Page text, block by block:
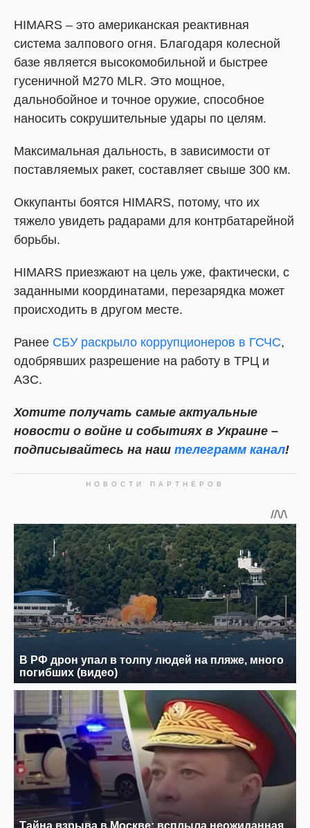
HIMARS – это американская реактивная
система залпового огня. Благодаря колесной
базе является высокомобильной и быстрее
гусеничной М270 MLR. Это мощное,
дальнобойное и точное оружие, способное
наносить сокрушительные удары по целям.
Максимальная дальность, в зависимости от
поставляемых ракет, составляет свыше 300 км.
Оккупанты боятся HIMARS, потому, что их
тяжело увидеть радарами для контрбатарейной
борьбы.
HIMARS приезжают на цель уже, фактически, с
заданными координатами, перезарядка может
происходить в другом месте.
Ранее СБУ раскрыло коррупционеров в ГСЧС,
одобрявших разрешение на работу в ТРЦ и
АЗС.
Хотите получать самые актуальные
новости о войне и событиях в Украине –
подписывайтесь на наш телеграмм канал!